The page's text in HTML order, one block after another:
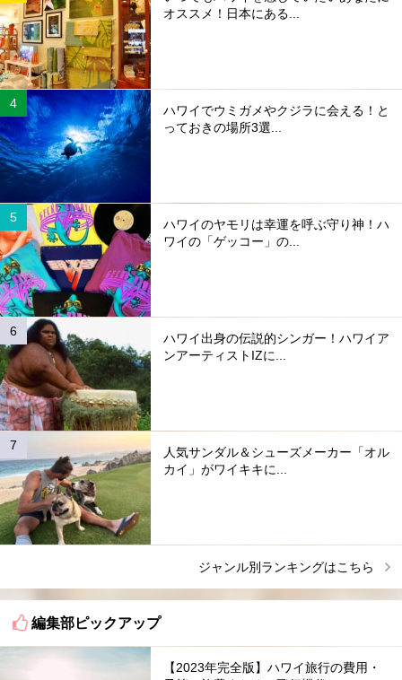
オススメ！日本にある...
ハワイでウミガメやクジラに会える！と
っておきの場所3選...
ハワイのヤモリは幸運を呼ぶ守り神！ハ
ワイの「ゲッコー」の...
ハワイ出身の伝説的シンガー！ハワイア
ンアーティストIZに...
人気サンダル＆シューズメーカー「オル
カイ」がワイキキに...
ジャンル別ランキングはこちら
編集部ピックアップ
【2023年完全版】ハワイ旅行の費用・